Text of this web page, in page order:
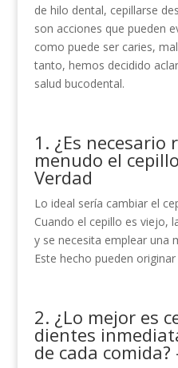
de hilo dental, cepillarse
son acciones que pueden
como puede ser caries,
tanto, hemos decidido
salud bucodental.
1. ¿Es necesario
menudo el
Verdad
Lo ideal sería cambiar el
Cuando el cepillo es viejo,
y se necesita emplear una
Este hecho pueden
2. ¿Lo mejor es
dientes
de cada comida?